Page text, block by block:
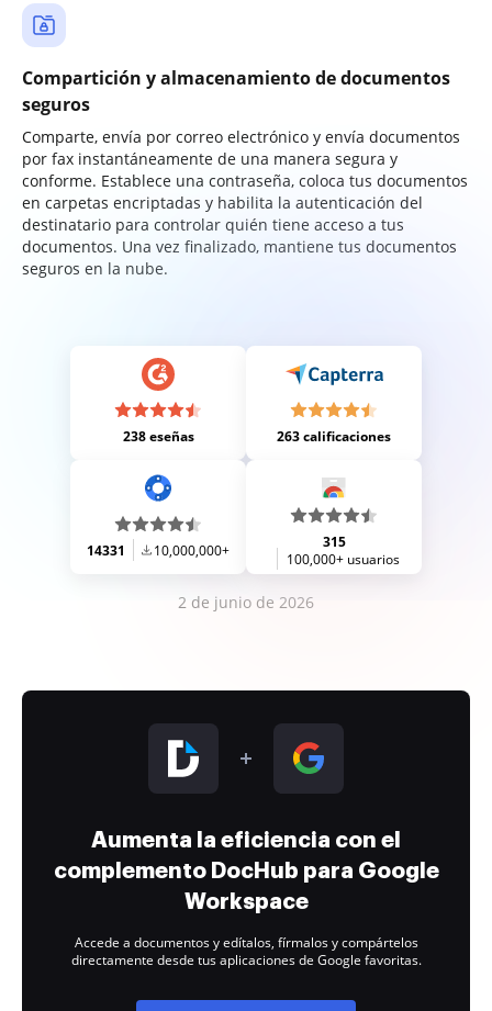
Compartición y almacenamiento de documentos
seguros
Comparte, envía por correo electrónico y envía documentos
por fax instantáneamente de una manera segura y
conforme. Establece una contraseña, coloca tus documentos
en carpetas encriptadas y habilita la autenticación del
destinatario para controlar quién tiene acceso a tus
documentos. Una vez finalizado, mantiene tus documentos
seguros en la nube.
238 eseñas 263 calificaciones
14331 10,000,000+
315
100,000+ usuarios
2 de junio de 2026
Aumenta la eficiencia con el
complemento DocHub para Google
Workspace
Accede a documentos y edítalos, fírmalos y compártelos
directamente desde tus aplicaciones de Google favoritas.